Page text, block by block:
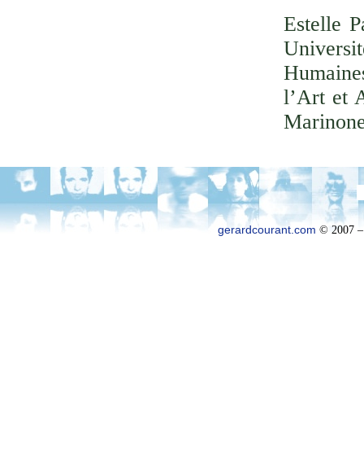
Estelle
l’Art et
gerardcourant.com © 2007